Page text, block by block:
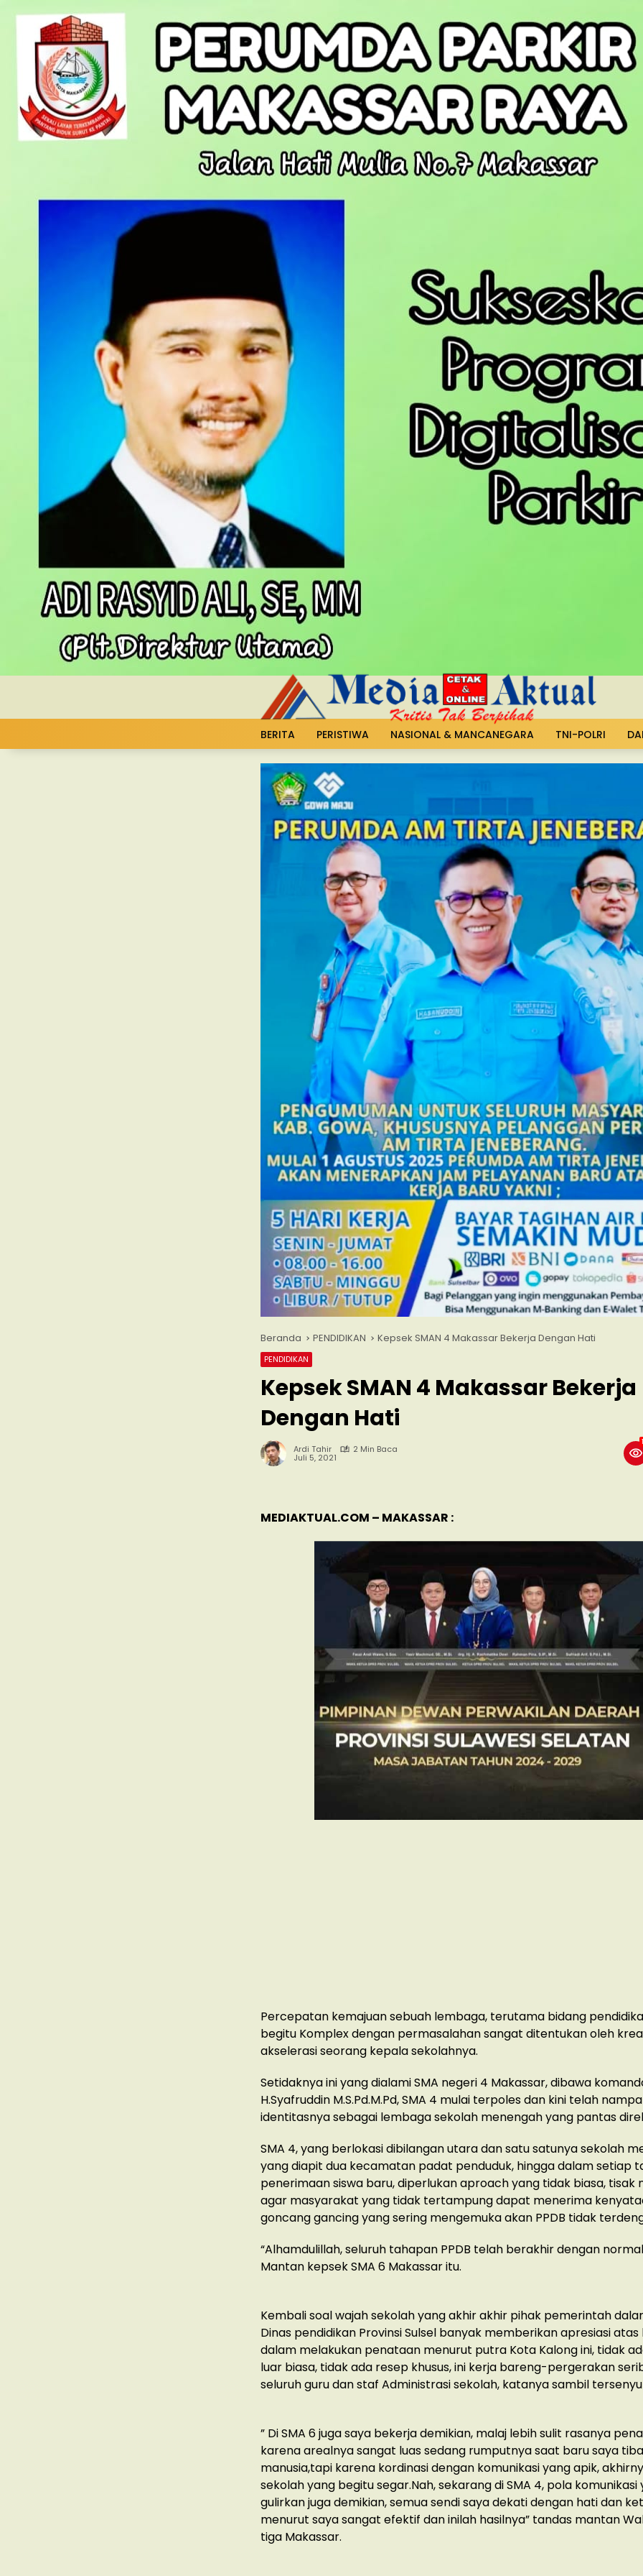
BERITA PERISTIWA NASIONAL & MANCANEGARA TNI-POLRI
Beranda PENDIDIKAN Kepsek SMAN 4 Makassar Bekerja Dengan Hati
PENDIDIKAN
Kepsek SMAN 4 Makassar Bekerja
Dengan Hati
Ardi Tahir 2 Min Baca
Juli 5, 2021
MEDIAKTUAL.COM – MAKASSAR :
Percepatan kemajuan sebuah lembaga, terutama bidang
begitu Komplex dengan permasalahan sangat ditentukan oleh
akselerasi seorang kepala sekolahnya.
Setidaknya ini yang dialami SMA negeri 4 Makassar, dibawa
H.Syafruddin M.S.Pd.M.Pd, SMA 4 mulai terpoles dan kini telah
identitasnya sebagai lembaga sekolah menengah yang pantas
SMA 4, yang berlokasi dibilangan utara dan satu satunya sekolah
yang diapit dua kecamatan padat penduduk, hingga dalam setiap
penerimaan siswa baru, diperlukan aproach yang tidak biasa, tisak
agar masyarakat yang tidak tertampung dapat menerima
goncang gancing yang sering mengemuka akan PPDB tidak
“Alhamdulillah, seluruh tahapan PPDB telah berakhir dengan
Mantan kepsek SMA 6 Makassar itu.
Kembali soal wajah sekolah yang akhir akhir pihak pemerintah
Dinas pendidikan Provinsi Sulsel banyak memberikan apresiasi
dalam melakukan penataan menurut putra Kota Kalong ini, tidak
luar biasa, tidak ada resep khusus, ini kerja bareng-pergerakan
seluruh guru dan staf Administrasi sekolah, katanya sambil
” Di SMA 6 juga saya bekerja demikian, malaj lebih sulit rasanya
karena arealnya sangat luas sedang rumputnya saat baru saya
manusia,tapi karena kordinasi dengan komunikasi yang apik,
sekolah yang begitu segar.Nah, sekarang di SMA 4, pola komunikasi
gulirkan juga demikian, semua sendi saya dekati dengan hati dan
menurut saya sangat efektif dan inilah hasilnya” tandas mantan
tiga Makassar.